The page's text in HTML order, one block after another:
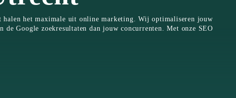
halen het maximale uit online marketing. Wij optimaliseren jouw
de Google zoekresultaten dan jouw concurrenten. Met onze SEO